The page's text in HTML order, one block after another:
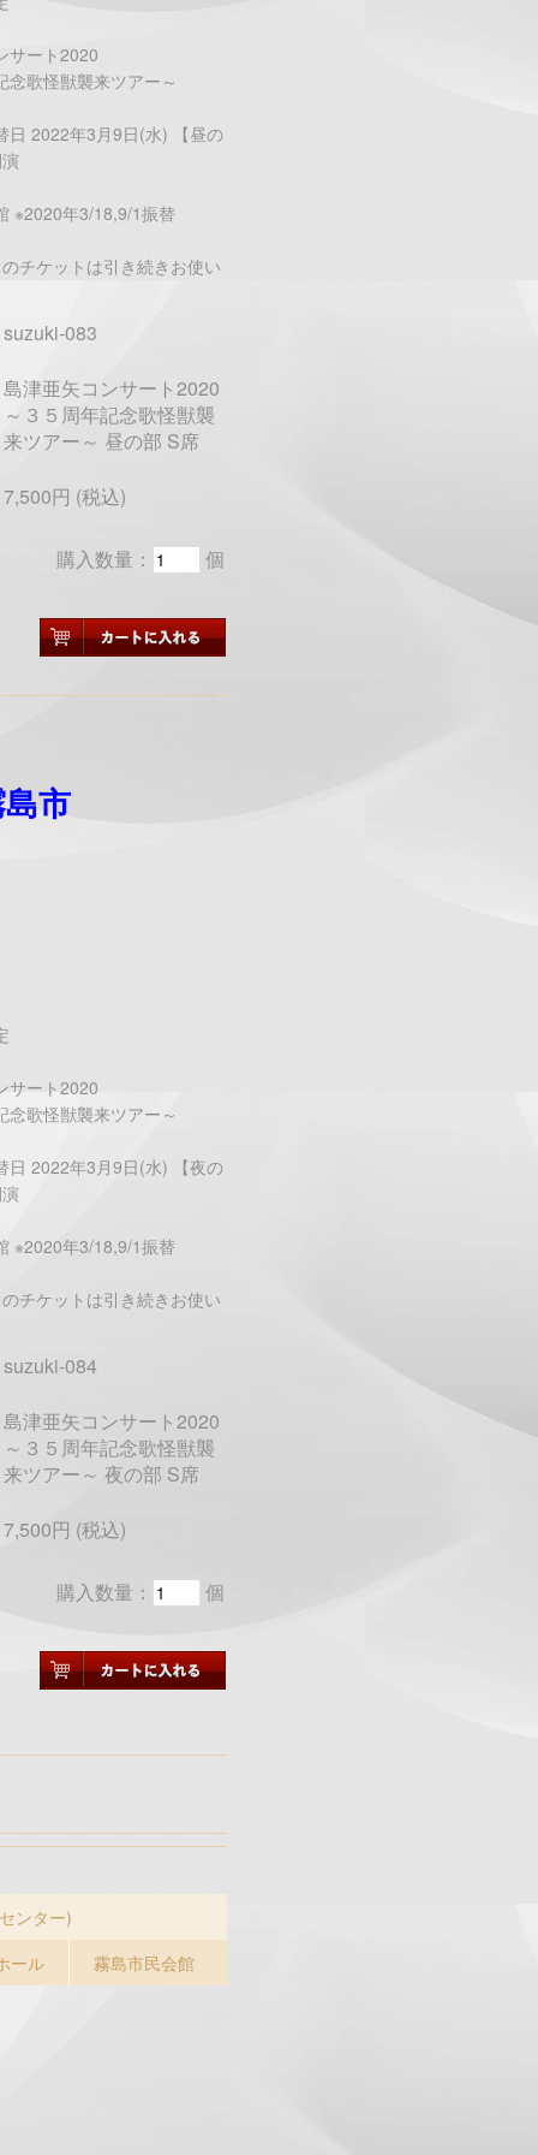
サート2020
念歌怪獣襲来ツアー～
日 2022年3月9日(水) 【昼の
※2020年3/18,9/1振替
チケットは引き続きお使い
suzuki-083
島津亜矢コンサート2020
～３５周年記念歌怪獣襲
来ツアー～ 昼の部 S席
7,500円 (税込)
購入数量： 個
市
サート2020
念歌怪獣襲来ツアー～
日 2022年3月9日(水) 【夜の
※2020年3/18,9/1振替
チケットは引き続きお使い
suzuki-084
島津亜矢コンサート2020
～３５周年記念歌怪獣襲
来ツアー～ 夜の部 S席
7,500円 (税込)
購入数量： 個
ンター)
ール
霧島市民会館